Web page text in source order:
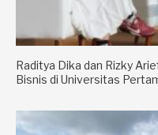
Raditya Dika dan Rizky
Bisnis di Universitas